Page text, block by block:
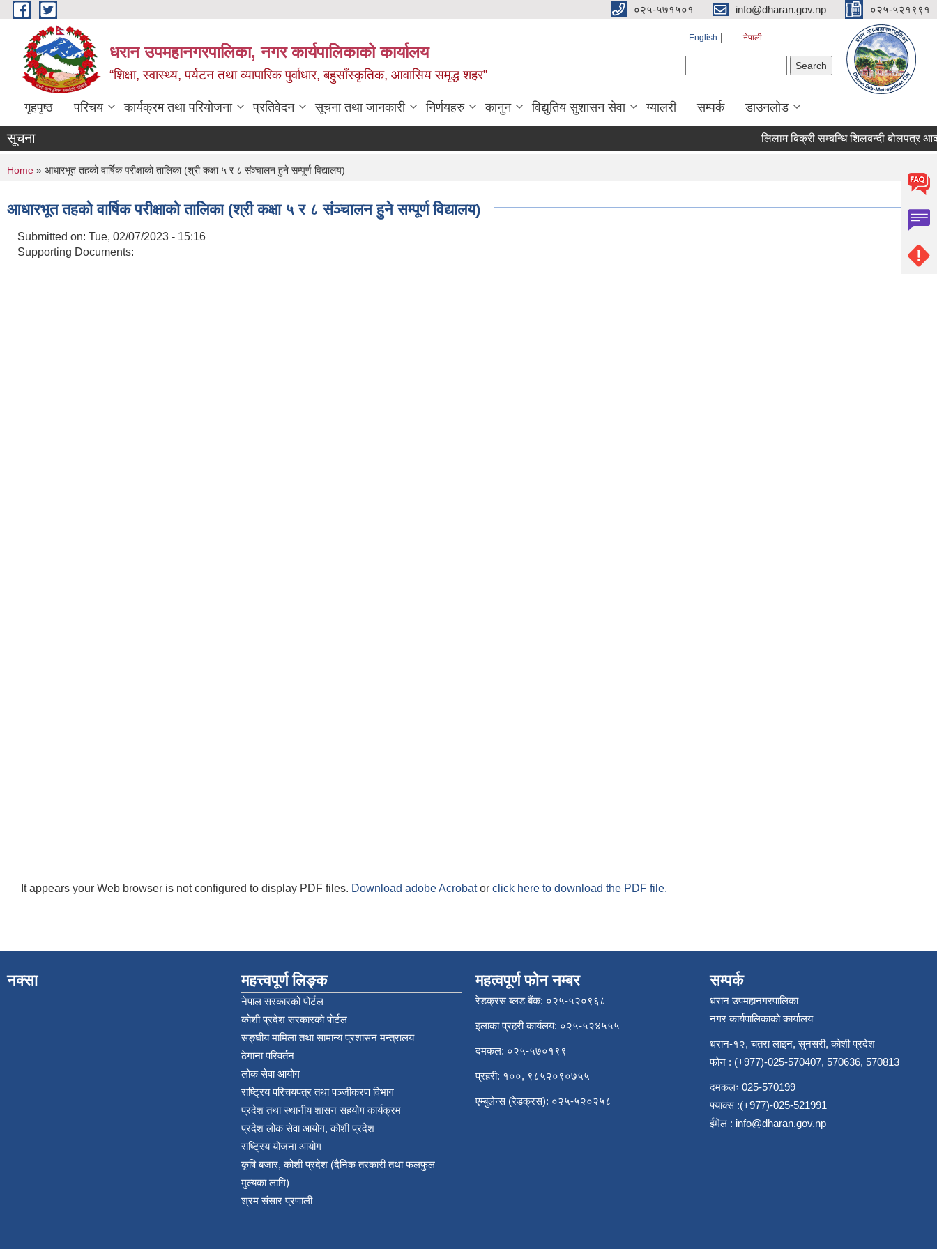
Skip to main content ०२५-५७१५०१ info@dharan.gov.np ०२५-५२१९९१
धरान उपमहानगरपालिका, नगर कार्यपालिकाको कार्यालय
“शिक्षा, स्वास्थ्य, पर्यटन तथा व्यापारिक पुर्वाधार, बहुसाँस्कृतिक, आवासिय समृद्ध शहर”
English नेपाली
गृहपृष्ठ परिचय कार्यक्रम तथा परियोजना प्रतिवेदन सूचना तथा जानकारी निर्णयहरु कानुन विद्युतिय सुशासन सेवा ग्यालरी सम्पर्क डाउनलोड
सूचना लिलाम बिक्री
You are here
Home » आधारभूत तहको वार्षिक परीक्षाको तालिका (श्री कक्षा ५ र ८ संञ्चालन हुने सम्पूर्ण विद्यालय)
आधारभूत तहको वार्षिक परीक्षाको तालिका (श्री कक्षा ५ र ८ संञ्चालन हुने सम्पूर्ण विद्यालय)
Submitted on: Tue, 02/07/2023 - 15:16
Supporting Documents:
It appears your Web browser is not configured to display PDF files. Download adobe Acrobator click here to download the PDF file.
नक्सा महत्त्वपूर्ण लिङ्क
नेपाल सरकारको पोर्टल
कोशी प्रदेश सरकारको पोर्टल
सङ्‍घीय मामिला तथा सामान्य प्रशासन मन्त्रालय
ठेगाना परिवर्तन
लोक सेवा आयोग
राष्ट्रिय परिचयपत्र तथा पञ्‍जीकरण विभाग
प्रदेश तथा स्थानीय शासन सहयोग कार्यक्रम
प्रदेश लोक सेवा आयोग, कोशी प्रदेश
राष्ट्रिय योजना आयोग
कृषि बजार, कोशी प्रदेश (दैनिक तरकारी तथा फलफुल
मुल्यका लागि)
श्रम संसार प्रणाली
महत्वपूर्ण फोन नम्बर
रेडक्रस ब्लड बैंक: ०२५-५२०९६८
इलाका प्रहरी कार्यलय: ०२५-५२४५५५
दमकल: ०२५-५७०१९९
प्रहरी: १००, ९८५२०९०७५५
एम्बुलेन्स (रेडक्रस): ०२५-५२०२५८
सम्पर्क
धरान उपमहानगरपालिका
नगर कार्यपालिकाको कार्यालय
धरान-१२, चतरा लाइन, सुनसरी, कोशी प्रदेश
फोन : (+977)-025-570407, 570636, 570813
दमकलः 025-570199
फ्याक्स :(+977)-025-521991
ईमेल : info@dharan.gov.np